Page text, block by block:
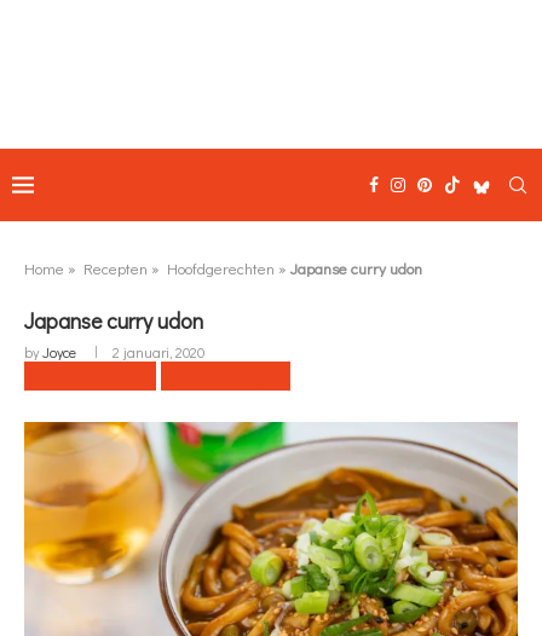
Home » Recepten » Hoofdgerechten » Japanse curry udon
Japanse curry udon
byJoyce 2 januari, 2020